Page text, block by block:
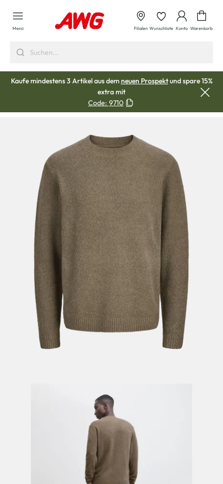
springen
Menü Filialen Wunschliste Konto Warenkorb
Kaufe mindestens 3 Artikel aus demneuen Prospektund spare 15%
extra mit
Code: 9710